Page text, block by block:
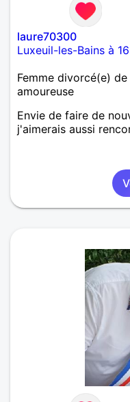
laure70300
Luxeuil-les-Bains à
Femme divorcé(e)
amoureuse
Envie de faire de
j'aimerais aussi